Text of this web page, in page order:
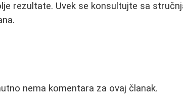
rezultate. Uvek se konsultujte sa
nema komentara za ovaj članak.